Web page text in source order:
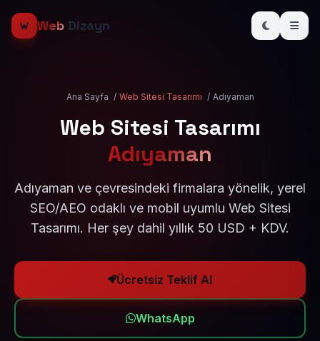
Web Dizayn
Ana Sayfa / Web Sitesi Tasarımı / Adıyaman
Web Sitesi Tasarımı
Adıyaman
Adıyaman ve çevresindeki firmalara yönelik, yerel
SEO/AEO odaklı ve mobil uyumlu Web Sitesi
Tasarımı. Her şey dahil yıllık 50 USD + KDV.
Ücretsiz Teklif Al
WhatsApp